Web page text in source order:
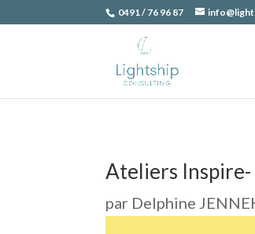
0491 / 76 96 87
Ateliers Inspire-
par Delphine